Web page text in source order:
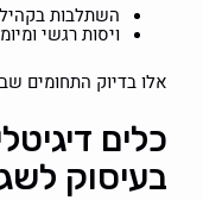
השתלבות
ויסות רגשי
אלו בדיוק התחומים
כלים
בעיסוק